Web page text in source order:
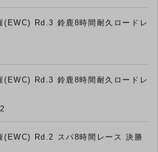
Rd.3 鈴鹿8時間耐久ロードレ
Rd.3 鈴鹿8時間耐久ロードレ
(EWC) Rd.2 スパ8時間レース 決勝